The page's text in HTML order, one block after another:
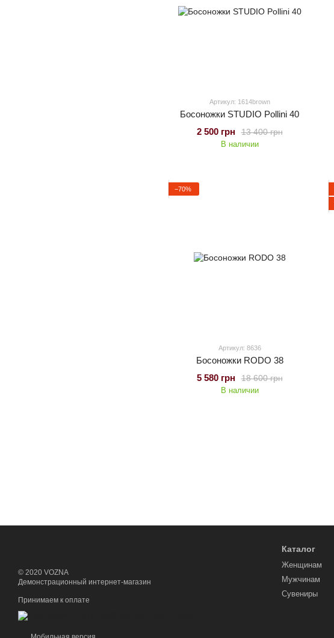
Артикул: 1614brown
Босоножки STUDIO Pollini 40
13 400 грн
2 500 грн
В наличии
−70%
Артикул: 8636
Босоножки RODO 38
18 600 грн
5 580 грн
В наличии
© 2020 VOZNA
Демонстрационный интернет-магазин
Принимаем к оплате
Каталог
Женщинам
Мужчинам
Сувениры